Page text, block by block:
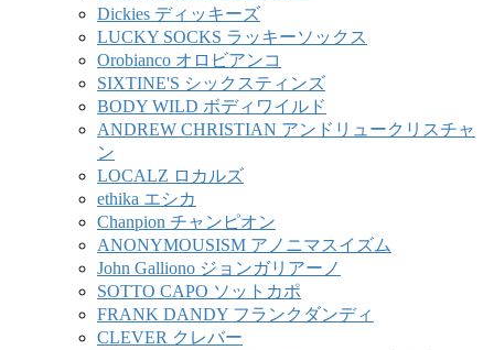
Dickies ディッキーズ
LUCKY SOCKS ラッキーソックス
Orobianco オロビアンコ
SIXTINE'S シックスティンズ
BODY WILD ボディワイルド
ANDREW CHRISTIAN アンドリュークリスチャ
ン
LOCALZ ロカルズ
ethika エシカ
Chanpion チャンピオン
ANONYMOUSISM アノニマスイズム
John Galliono ジョンガリアーノ
SOTTO CAPO ソットカポ
FRANK DANDY フランクダンディ
CLEVER クレバー